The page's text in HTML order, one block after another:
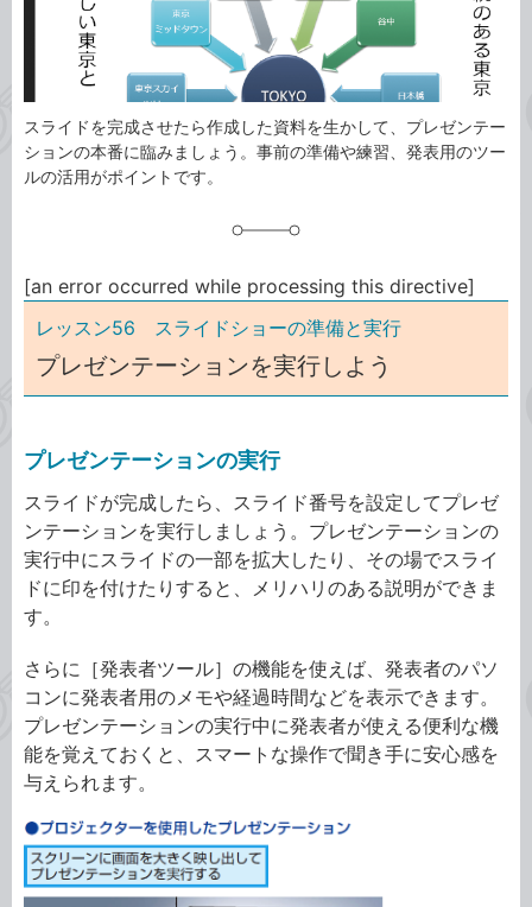
スライドを完成させたら作成した資料を生かして、プレゼンテー
ションの本番に臨みましょう。事前の準備や練習、発表用のツー
ルの活用がポイントです。
[an error occurred while processing this directive]
レッスン56 スライドショーの準備と実行
プレゼンテーションを実行しよう
プレゼンテーションの実行
スライドが完成したら、スライド番号を設定してプレゼ
ンテーションを実行しましょう。プレゼンテーションの
実行中にスライドの一部を拡大したり、その場でスライ
ドに印を付けたりすると、メリハリのある説明ができま
す。
さらに［発表者ツール］の機能を使えば、発表者のパソ
コンに発表者用のメモや経過時間などを表示できます。
プレゼンテーションの実行中に発表者が使える便利な機
能を覚えておくと、スマートな操作で聞き手に安心感を
与えられます。